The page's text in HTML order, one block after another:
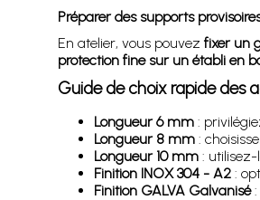
Préparer des supports
En atelier, vous pouvez fixer un
protection fine sur un établi en
Guide de choix rapide des
Longueur 6 mm:
Longueur 8 mm:
Longueur 10 mm: utilisez-
Finition INOX 304 - A2:
Finition GALVA Galvanisé: